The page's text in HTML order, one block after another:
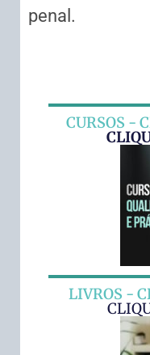
penal.
CURSOS -
LIVROS -